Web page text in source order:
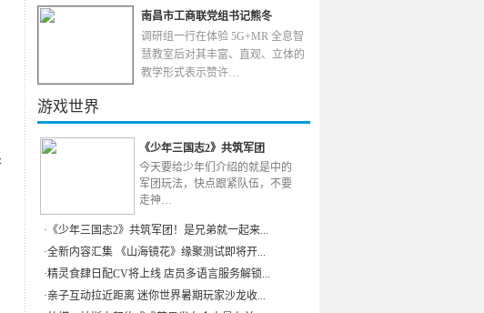
南昌市工商联党组书记熊冬
调研组一行在体验 5G+MR 全息智
慧教室后对其丰富、直观、立体的
教学形式表示赞许…
游戏世界
《少年三国志2》共筑军团
今天要给少年们介绍的就是中的
军团玩法，快点跟紧队伍，不要
走神…
· 《少年三国志2》共筑军团！是兄弟就一起来...
·全新内容汇集 《山海镜花》缘聚测试即将开...
·精灵食肆日配CV将上线 店员多语言服务解锁...
·亲子互动拉近距离 迷你世界暑期玩家沙龙收...